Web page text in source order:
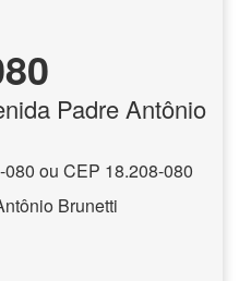
Padre Antônio
ou CEP 18.208-080
Brunetti